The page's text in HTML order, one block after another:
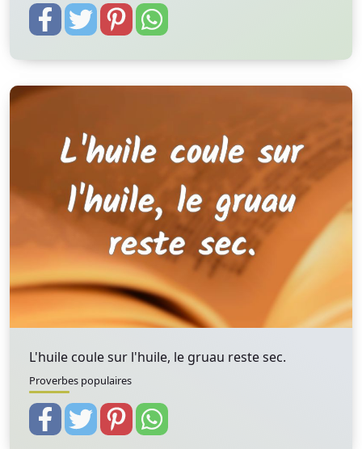
L'huile coule sur l'huile, le gruau reste sec.
Proverbes populaires